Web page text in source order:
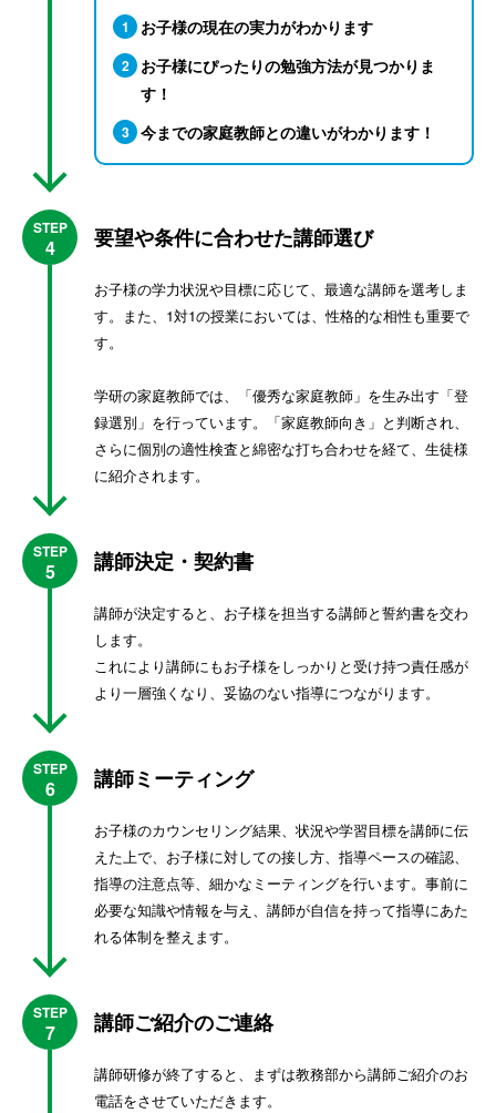
1 お子様の現在の実力がわかります
2
お子様にぴったりの勉強方法が見つかりま
す！
3 今までの家庭教師との違いがわかります！
STEP
4 要望や条件に合わせた講師選び
お子様の学力状況や目標に応じて、最適な講師を選考しま
す。また、1対1の授業においては、性格的な相性も重要で
す。
学研の家庭教師では、「優秀な家庭教師」を生み出す「登
録選別」を行っています。「家庭教師向き」と判断され、
さらに個別の適性検査と綿密な打ち合わせを経て、生徒様
に紹介されます。
STEP
5 講師決定・契約書
講師が決定すると、お子様を担当する講師と誓約書を交わ
します。
これにより講師にもお子様をしっかりと受け持つ責任感が
より一層強くなり、妥協のない指導につながります。
STEP
6 講師ミーティング
お子様のカウンセリング結果、状況や学習目標を講師に伝
えた上で、お子様に対しての接し方、指導ペースの確認、
指導の注意点等、細かなミーティングを行います。事前に
必要な知識や情報を与え、講師が自信を持って指導にあた
れる体制を整えます。
STEP
7 講師ご紹介のご連絡
講師研修が終了すると、まずは教務部から講師ご紹介のお
電話をさせていただきます。